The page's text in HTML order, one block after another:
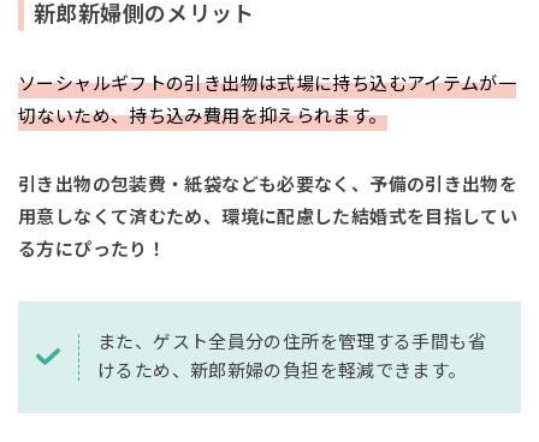
新郎新婦側のメリット
ソーシャルギフトの引き出物は式場に持ち込むアイテムが一
切ないため、持ち込み費用を抑えられます。
引き出物の包装費・紙袋なども必要なく、予備の引き出物を
用意しなくて済むため、環境に配慮した結婚式を目指してい
る方にぴったり！
また、ゲスト全員分の住所を管理する手間も省
けるため、新郎新婦の負担を軽減できます。